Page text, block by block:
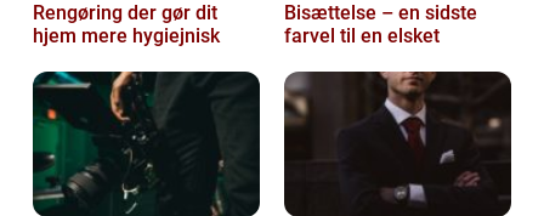
Rengøring der gør dit
hjem mere hygiejnisk
Bisættelse – en sidste
farvel til en elsket